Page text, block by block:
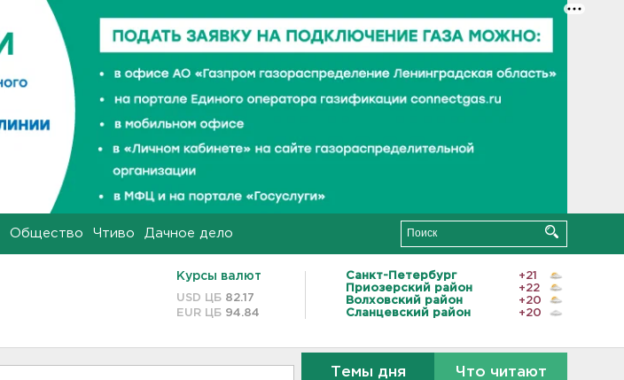
Общество Чтиво Дачное дело
Курсы валют
USD ЦБ 82.17
EUR ЦБ 94.84
Санкт-Петербург
+21
Приозерский район
+22
Волховский район
+20
Сланцевский район
+20
Темы дня Что читают